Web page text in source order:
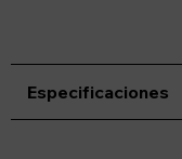
Especificaciones